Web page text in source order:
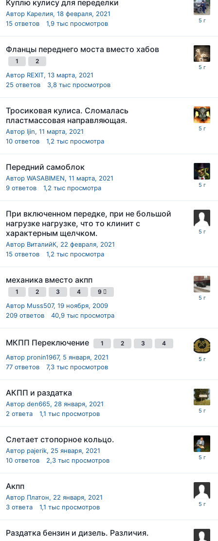
Куплю кулису для переделки
Автор Карелия, 18 февраля, 2021
15 ответов 1,9 тыс просмотров
Фланцы переднего моста вместо хабов
1 2
Автор REXIT, 13 марта, 2021
25 ответов 3,8 тыс просмотров
Тросиковая кулиса. Сломалась
пластмассовая направляющая.
Автор Ijin, 11 марта, 2021
10 ответов 1,2 тыс просмотра
Передний самоблок
Автор WASABIMEN, 11 марта, 2021
9 ответов 1,2 тыс просмотра
При включенном передке, при не большой
нагрузке нагрузке, что то клинит с
характерным щелчком.
Автор ВиталийК, 22 февраля, 2021
15 ответов 1,2 тыс просмотра
механика вместо акпп
1 2 3 4 9
Автор Muss507, 19 ноября, 2009
209 ответов 40,9 тыс просмотра
МКПП Переключение 1 2 3 4
Автор pronin1967, 5 января, 2021
77 ответов 7,3 тыс просмотров
АКПП и раздатка
Автор den665, 28 января, 2021
2 ответа 1,1 тыс просмотров
Слетает стопорное кольцо.
Автор pajerik, 25 января, 2021
10 ответов 2,3 тыс просмотров
Акпп
Автор Платон, 22 января, 2021
3 ответа 1,1 тыс просмотров
Раздатка бензин и дизель. Различия.